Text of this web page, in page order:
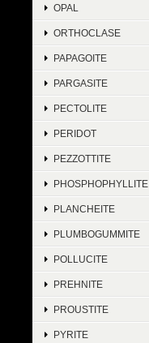
OPAL
ORTHOCLASE
PAPAGOITE
PARGASITE
PECTOLITE
PERIDOT
PEZZOTTITE
PHOSPHOPHYLLITE
PLANCHEITE
PLUMBOGUMMITE
POLLUCITE
PREHNITE
PROUSTITE
PYRITE